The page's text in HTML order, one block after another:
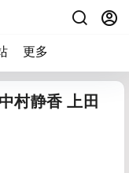
更多
村静香 上田